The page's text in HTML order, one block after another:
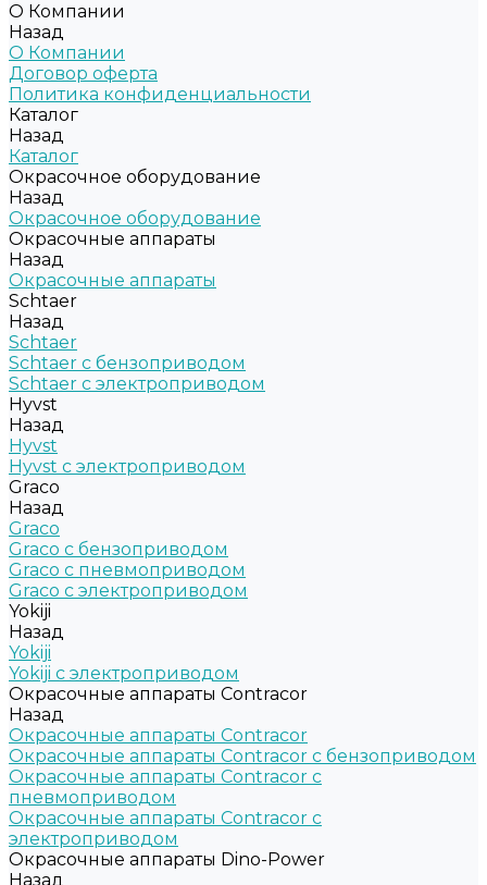
О Компании
Назад
О Компании
Договор оферта
Политика конфиденциальности
Каталог
Назад
Каталог
Окрасочное оборудование
Назад
Окрасочное оборудование
Окрасочные аппараты
Назад
Окрасочные аппараты
Schtaer
Назад
Schtaer
Schtaer с бензоприводом
Schtaer c электроприводом
Hyvst
Назад
Hyvst
Hyvst с электроприводом
Graco
Назад
Graco
Graco c бензоприводом
Graco с пневмоприводом
Graco с электроприводом
Yokiji
Назад
Yokiji
Yokiji c электроприводом
Окрасочные аппараты Contracor
Назад
Окрасочные аппараты Contracor
Окрасочные аппараты Contracor с бензоприводом
Окрасочные аппараты Contracor с
пневмоприводом
Окрасочные аппараты Contracor с
электроприводом
Окрасочные аппараты Dino-Power
Назад